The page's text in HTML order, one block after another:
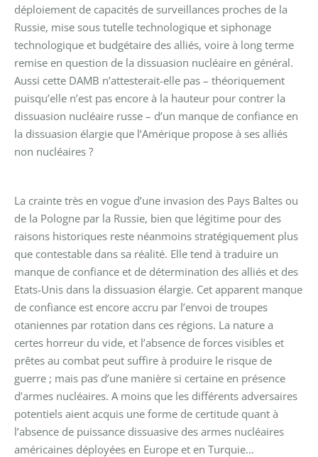
déploiement de capacités de surveillances proches de la
Russie, mise sous tutelle technologique et siphonage
technologique et budgétaire des alliés, voire à long terme
remise en question de la dissuasion nucléaire en général.
Aussi cette DAMB n’attesterait-elle pas – théoriquement
puisqu’elle n’est pas encore à la hauteur pour contrer la
dissuasion nucléaire russe – d’un manque de confiance en
la dissuasion élargie que l’Amérique propose à ses alliés
non nucléaires ?
La crainte très en vogue d’une invasion des Pays Baltes ou
de la Pologne par la Russie, bien que légitime pour des
raisons historiques reste néanmoins stratégiquement plus
que contestable dans sa réalité. Elle tend à traduire un
manque de confiance et de détermination des alliés et des
Etats-Unis dans la dissuasion élargie. Cet apparent manque
de confiance est encore accru par l’envoi de troupes
otaniennes par rotation dans ces régions. La nature a
certes horreur du vide, et l’absence de forces visibles et
prêtes au combat peut suffire à produire le risque de
guerre ; mais pas d’une manière si certaine en présence
d’armes nucléaires. A moins que les différents adversaires
potentiels aient acquis une forme de certitude quant à
l’absence de puissance dissuasive des armes nucléaires
américaines déployées en Europe et en Turquie…